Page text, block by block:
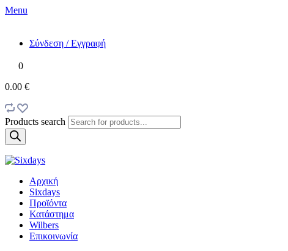
Menu
Σύνδεση / Εγγραφή
0
0.00 €
Products search
Αρχική
Sixdays
Προϊόντα
Κατάστημα
Wilbers
Επικοινωνία